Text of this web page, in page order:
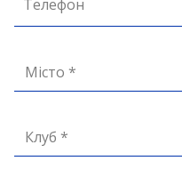
Телефон
Місто *
Клуб *